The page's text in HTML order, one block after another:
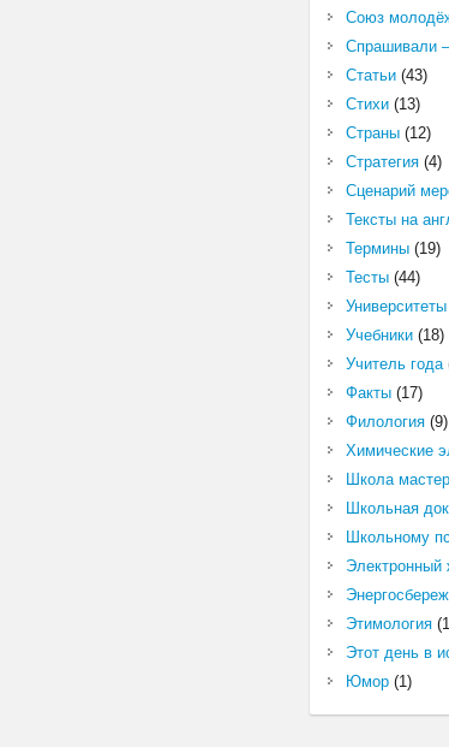
Союз
Спрашивали
Статьи(43)
Стихи(13)
Страны(12)
Стратегия(4)
Сценарий
Тексты на
Термины(19)
Тесты(44)
Университеты
Учебники(18)
Учитель года
Факты(17)
Филология(9)
Химические
Школа
Школьная
Школьному
Электронный
Этимология
Этот день в
Юмор(1)